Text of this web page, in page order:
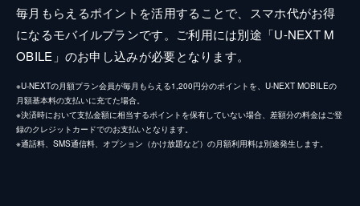
毎月もらえるポイントを活用することで、スマホ代がお得
になるモバイルプランです。ご利用には別途「U-NEXT M
OBILE」のお申し込みが必要となります。
※U-NEXTの月額プラン会員が毎月もらえる1,200円分のポイントを、U-NEXT MOBILEの
月額基本料の支払いに充てた場合。
※決済時において支払金額に相当するポイントを保有していない場合、差額分の料金はご登
録のクレジットカードでのお支払いとなります。
※通話料、SMS通信料、オプション（かけ放題など）の月額利用料は別途発生します。